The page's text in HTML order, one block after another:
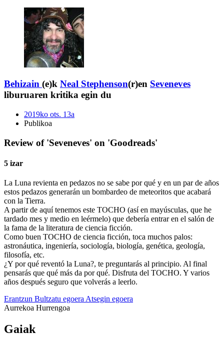
Behizain (e)k Neal Stephenson(r)en Seveneves
liburuaren kritika egin du
2019ko ots. 13a
Publikoa
Review of 'Seveneves' on 'Goodreads'
5 izar
La Luna revienta en pedazos no se sabe por qué y en un par de años
estos pedazos generarán un bombardeo de meteoritos que acabará
con la Tierra.
A partir de aquí tenemos este TOCHO (así en mayúsculas, que he
tardado mes y medio en leérmelo) que debería entrar en el salón de
la fama de la literatura de ciencia ficción.
Como buen TOCHO de ciencia ficción, toca muchos palos:
astronáutica, ingeniería, sociología, biología, genética, geología,
filosofía, etc.
¿Y por qué reventó la Luna?, te preguntarás al principio. Al final
pensarás que qué más da por qué. Disfruta del TOCHO. Y varios
años después seguro que volverás a leerlo.
Erantzun Bultzatu egoera Atsegin egoera
Aurrekoa Hurrengoa
Gaiak